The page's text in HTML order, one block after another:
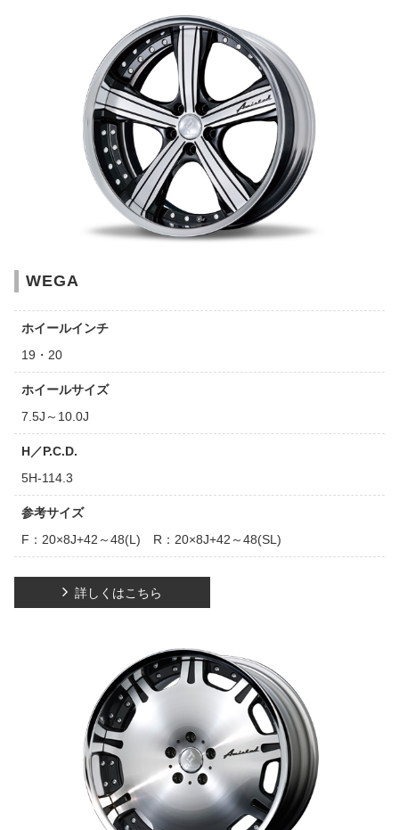
WEGA
ホイールインチ
19・20
ホイールサイズ
7.5J～10.0J
H／P.C.D.
5H-114.3
参考サイズ
F：20×8J+42～48(L) R：20×8J+42～48(SL)
詳しくはこちら